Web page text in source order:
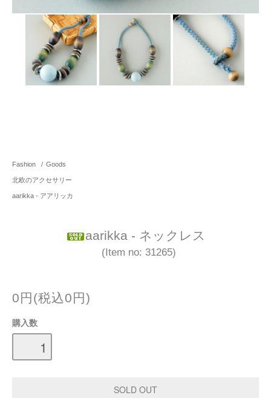
Fashion / Goods
北欧のアクセサリー
aarikka - アアリッカ
aarikka - ネックレス
(Item no: 31265)
0円(税込0円)
購入数